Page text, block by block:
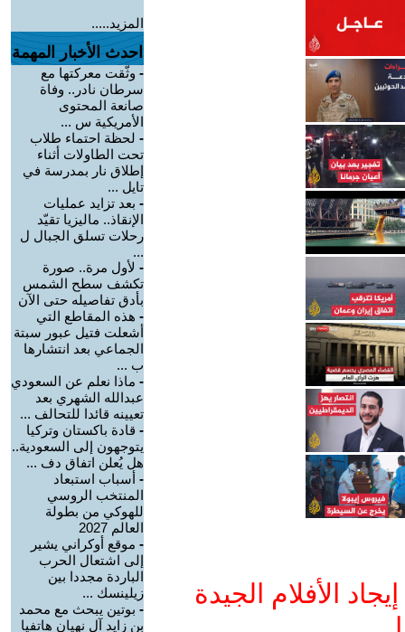
الأفلام الجيدة
المزيد.....
احدث الأخبار المهمة
- وثّقت معركتها مع
سرطان نادر.. وفاة
صانعة المحتوى
الأمريكية س ...
- لحظة احتماء طلاب
تحت الطاولات أثناء
إطلاق نار بمدرسة في
تايل ...
- بعد تزايد عمليات
الإنقاذ.. ماليزيا تقيّد
رحلات تسلق الجبال ل
...
- لأول مرة.. صورة
تكشف سطح الشمس
بأدق تفاصيله حتى الآن
- هذه المقاطع التي
أشعلت فتيل عبور سبتة
الجماعي بعد انتشارها
ب ...
- ماذا نعلم عن السعودي
عبدالله الشهري بعد
تعيينه قائدا للتحالف ...
- قادة باكستان وتركيا
يتوجهون إلى السعودية..
هل يُعلن اتفاق دف ...
- أسباب استبعاد
المنتخب الروسي
للهوكي من بطولة
العالم 2027
- موقع أوكراني يشير
إلى اشتعال الحرب
الباردة مجددا بين
زيلينسك ...
- بوتين يبحث مع محمد
بن زايد آل نهيان هاتفيا